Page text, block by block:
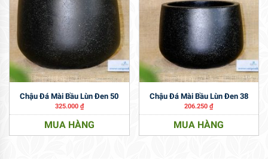
Chậu Đá Mài Bầu Lùn Đen 50
325.000 ₫
MUA HÀNG
Chậu Đá Mài Bầu Lùn Đen 38
206.250₫
MUA HÀNG